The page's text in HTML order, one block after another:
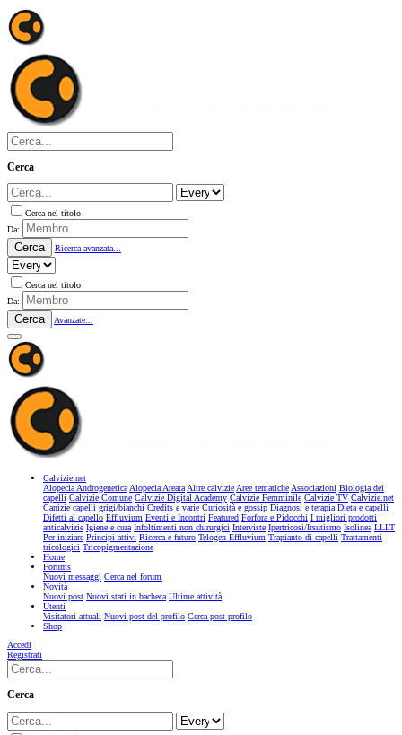
Cerca
Cerca nel titolo
Da:
Cerca Ricerca avanzata...
Cerca nel titolo
Da:
Cerca Avanzate...
Calvizie.net
Alopecia AndrogeneticaAlopecia AreataAltre calvizieAree tematicheAssociazioni Biologia dei
capelli Calvizie Comune Calvizie Digital Academy Calvizie Femminile Calvizie TV Calvizie.net
Canizie capelli grigi/bianchi Credits e varie Curiosità e gossip Diagnosi e terapia Dieta e capelli
Difetti al capello Effluvium Eventi e Incontri Featured Forfora e Pidocchi I migliori prodotti
anticalvizie Igiene e cura Infoltimenti non chirurgici Interviste Ipertricosi/Irsutismo Isolinea LLLT
Per iniziare Principi attivi Ricerca e futuro Telogen Effluvium Trapianto di capelli Trattamenti
tricologici Tricopigmentazione
Home
Forums
Nuovi messaggi Cerca nel forum
Novità
Nuovi post Nuovi stati in bacheca Ultime attività
Utenti
Visitatori attuali Nuovi post del profilo Cerca post profilo
Shop
Accedi
Registrati
Cerca